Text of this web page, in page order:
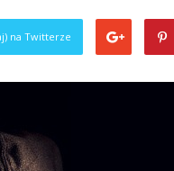
na Twitterze